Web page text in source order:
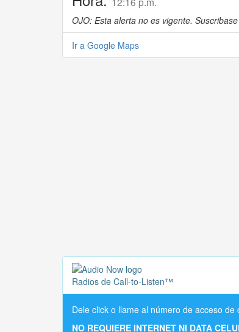
OJO: Esta alerta no es vigente.
Ir a Google Maps
Radios de Call-to-Listen™
Dele click o llame al número de acceso
NO REQUIERE INTERNET NI DATA